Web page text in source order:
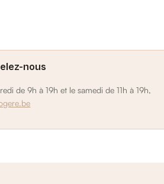
nous
de 9h à 19h et le samedi de 11h à 19h,